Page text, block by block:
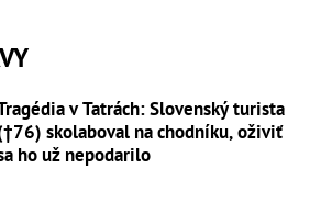
v Tatrách: Slovenský turista
skolaboval na chodníku, oživiť
ho už nepodarilo